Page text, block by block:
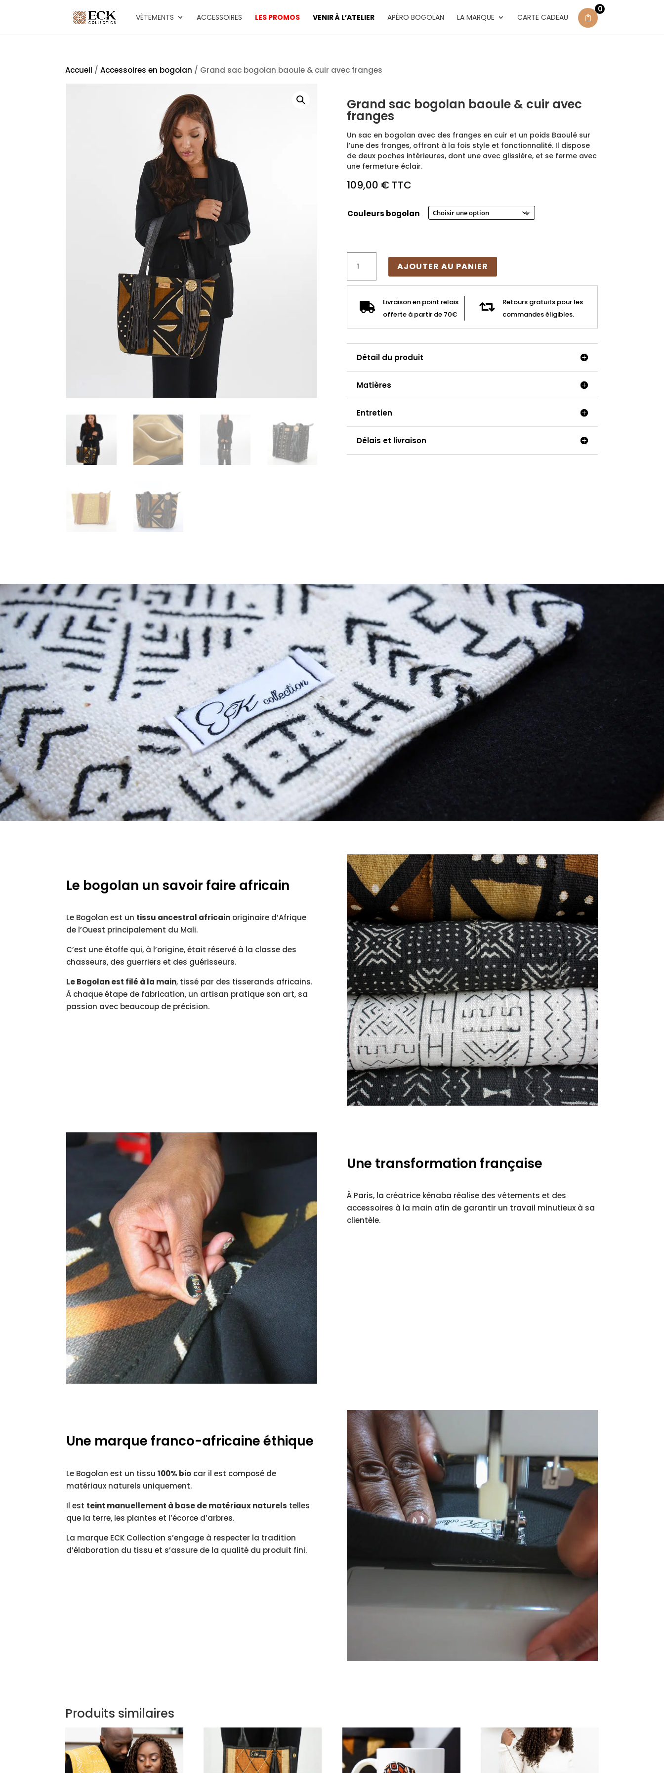
VÊTEMENTS ACCESSOIRES LES PROMOS VENIR À L’ATELIER APÉRO BOGOLAN LA MARQUE CARTE CADEAU
0
Accueil / Accessoires en bogolan / Grand sac bogolan baoule & cuir avec franges
Grand sac bogolan baoule & cuir avec
franges
Un sac en bogolan avec des franges en cuir et un poids Baoulé sur
l’une des franges, offrant à la fois style et fonctionnalité. Il dispose
de deux poches intérieures, dont une avec glissière, et se ferme avec
une fermeture éclair.
109,00 € TTC
Couleurs bogolan
Grand
bogolan
cuir
avec
franges
AJOUTER AU PANIER

Livraison en point relais
offerte à partir de 70€

Retours gratuits pour les
commandes éligibles.
Détail du produit
Matières
Entretien
Délais et livraison
Le bogolan un savoir faire africain
Le Bogolan est un tissu ancestral africain originaire d’Afrique
de l’Ouest principalement du Mali.
C’est une étoffe qui, à l’origine, était réservé à la classe des
chasseurs, des guerriers et des guérisseurs.
Le Bogolan est filé à la main, tissé par des tisserands africains.
À chaque étape de fabrication, un artisan pratique son art, sa
passion avec beaucoup de précision.
Une transformation française
À Paris, la créatrice kénaba réalise des vêtements et des
accessoires à la main afin de garantir un travail minutieux à sa
clientèle.
Une marque franco-africaine éthique
Le Bogolan est un tissu100% bio car il est composé de
matériaux naturels uniquement.
Il est teint manuellement à base de matériaux naturels telles
que la terre, les plantes et l’écorce d’arbres.
La marque ECK Collection s’engage à respecter la tradition
d’élaboration du tissu et s’assure de la qualité du produit fini.
Produits similaires